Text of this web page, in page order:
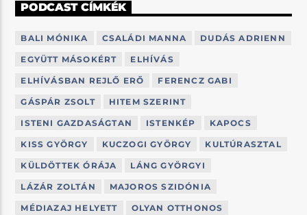
PODCAST CÍMKÉK
BALI MÓNIKA CSALÁDI MANNA DUDÁS ADRIENN
EGYÜTT MÁSOKÉRT ELHÍVÁS
ELHÍVÁSBAN REJLŐ ERŐ FERENCZ GABI
GÁSPÁR ZSOLT HITEM SZERINT
ISTENI GAZDASÁGTAN ISTENKÉP KAPOCS
KISS GYÖRGY KUCZOGI GYÖRGY KULTÚRASZTAL
KÜLDÖTTEK ÓRÁJA LÁNG GYÖRGYI
LÁZÁR ZOLTÁN MAJOROS SZIDÓNIA
MÉDIAZAJ HELYETT OLYAN OTTHONOS